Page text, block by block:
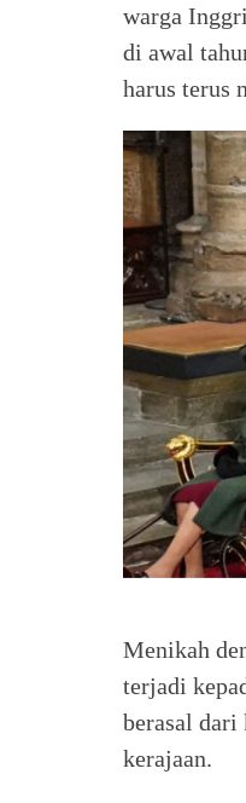
warga
di awal
harus terus
Menikah
terjadi
berasal dari
kerajaan.